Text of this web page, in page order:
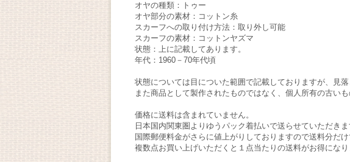
オヤの種類：トゥー
オヤ部分の素材：コットン糸
スカーフへの取り付け方法：取り外し可能
スカーフの素材：コットンヤズマ
状態：上に記載してあります。
年代：1960－70年代頃
状態については目についた範囲で記載しておりますが、見
また商品として製作されたものではなく、個人所有の古い
価格に送料は含まれていません。
日本国内関東圏よりゆうパック着払いで送らせていただきま
国際郵便料金がさらに値上がりしておりますので送料分だ
複数点お買い上げいただくと１点当たりの送料がお得になり